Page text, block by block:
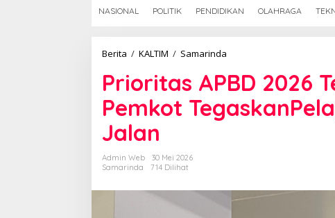
M
NASIONAL POLITIK PENDIDIKAN OLAHRAGA
Berita / KALTIM / Samarinda
2026
Terserap
untuk
Utang,
Prioritas APBD 2026
Pemkot
Jalan
Admin Web
30 Mei 2026
Samarinda
714 Dilihat